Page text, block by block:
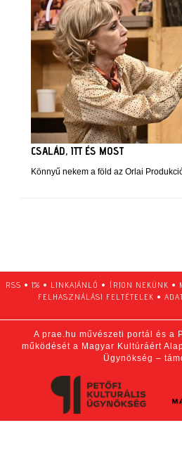
CSALÁD, ITT ÉS MOST
Könnyű nekem a föld az Orlai
RSS • 1% • LINKAJÁNLÓ • ÍRJON NEKÜNK •
FELHASZNÁLÁSI FELTÉTELEK •
A prae.hu művészeti portál és a
működését a Magyar Kultúráért
Ügynökség –